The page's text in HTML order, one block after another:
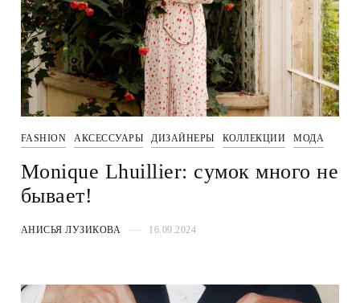
FASHION АКСЕССУАРЫ ДИЗАЙНЕРЫ КОЛЛЕКЦИИ МОДА
Monique Lhuillier: сумок много не
бывает!
АНИСЬЯ ЛУЗИКОВА 16.09.2024